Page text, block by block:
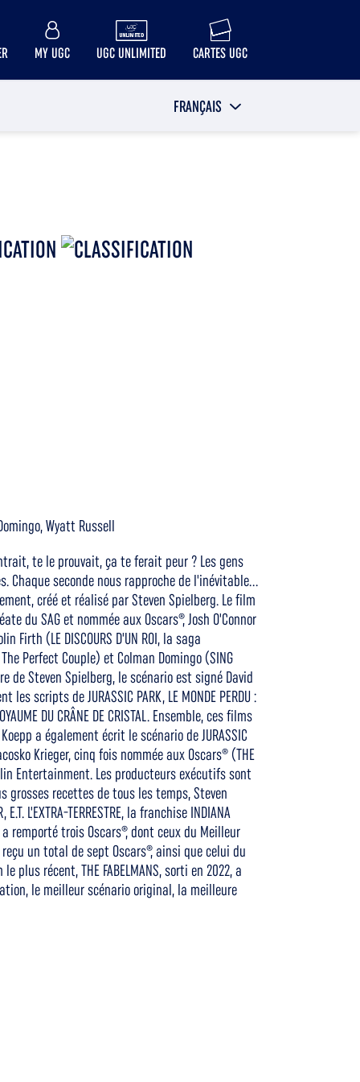
MY UGC UGC UNLIMITED CARTES UGC
FRANÇAIS
Wyatt Russell
te le prouvait, ça te ferait peur ? Les gens
seconde nous rapproche de l'inévitable...
créé et réalisé par Steven Spielberg. Le film
du SAG et nommée aux Oscars®, Josh O'Connor
Firth (LE DISCOURS D'UN ROI, la saga
Perfect Couple) et Colman Domingo (SING
de Steven Spielberg, le scénario est signé David
scripts de JURASSIC PARK, LE MONDE PERDU :
DU CRÂNE DE CRISTAL. Ensemble, ces films
a également écrit le scénario de JURASSIC
Krieger, cinq fois nommée aux Oscars® (THE
Entertainment. Les producteurs exécutifs sont
grosses recettes de tous les temps, Steven
L'EXTRA-TERRESTRE, la franchise INDIANA
remporté trois Oscars®, dont ceux du Meilleur
reçu un total de sept Oscars®, ainsi que celui du
le plus récent, THE FABELMANS, sorti en 2022, a
le meilleur scénario original, la meilleure